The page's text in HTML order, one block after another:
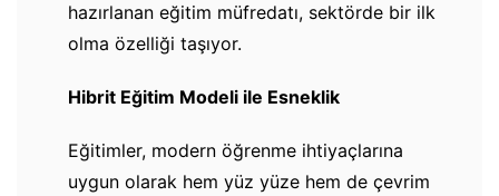
hazırlanan eğitim müfredatı, sektörde bir ilk
olma özelliği taşıyor.
Hibrit Eğitim Modeli ile Esneklik
Eğitimler, modern öğrenme ihtiyaçlarına
uygun olarak hem yüz yüze hem de çevrim